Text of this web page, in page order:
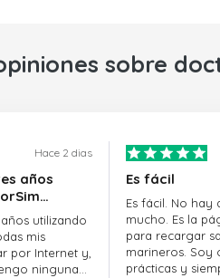
sobre
Hace 2 dias
años
utilizando
mis
por Internet y,
ninguna
Es fácil
Es fácil. No hay
mucho. Es la
para recargar
marineros. Soy
prácticas y